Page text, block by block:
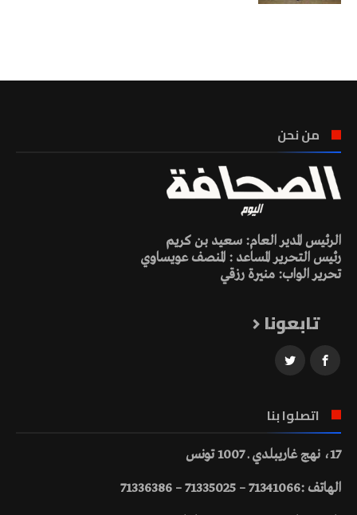
من نحن
الرئيس المدير العام: سعيد بن كريم
رئيس التحرير المساعد : المنصف عويساوي
تحرير الواب: منيرة رزقي
تابعونا
اتصلوا بنا
17، نهج غاريبلدي ـ 1007 تونس
الهاتف :71341066 – 71335025 – 71336386